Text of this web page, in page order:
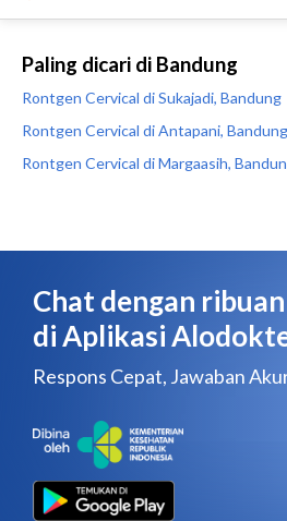
Paling dicari di Bandung
Rontgen Cervical di Sukajadi, Bandung
Rontgen Cervical di Antapani, Bandung
Rontgen Cervical di Margaasih,